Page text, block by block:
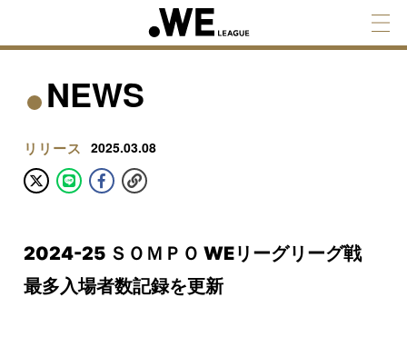
NEWS
リリース 2025.03.08
2024-25 ＳＯＭＰＯ WEリーグリーグ戦
最多入場者数記録を更新